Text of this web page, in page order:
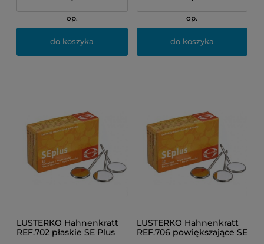
op.
do koszyka
op.
do koszyka
LUSTERKO Hahnenkratt
REF.702 płaskie SE Plus
LUSTERKO Hahnenkratt
REF.706 powiększające SE